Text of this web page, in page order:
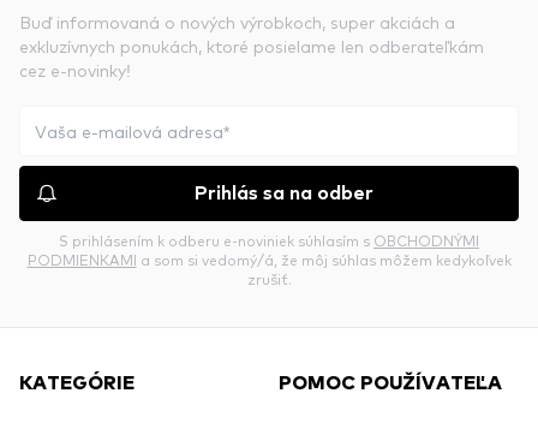
Buď informovaná o nových výrobkoch, super akciách a
exkluzívnych ponukách, ktoré posielame len odberateľkám
cez e-novinky!
Prihlás sa na odber
S prihlásením k odberu e-noviniek súhlasím s OBCHODNÝMI
PODMIENKAMI a som si vedomý/á, že môj súhlas môžem kedykoľvek
zrušiť.
KATEGÓRIE POMOC POUŽÍVATEĽA